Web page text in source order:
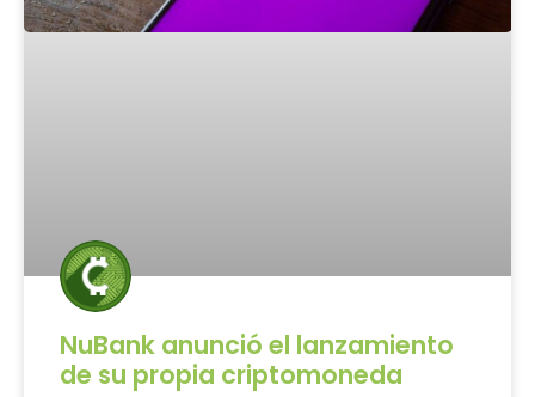
NuBank anunció el lanzamiento
de su propia criptomoneda